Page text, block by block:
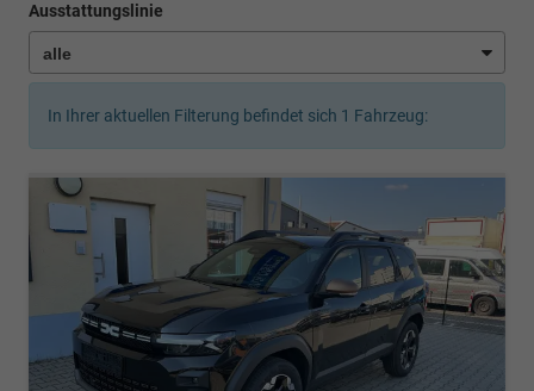
Ausstattungslinie
In Ihrer aktuellen Filterung befindet sich 1 Fahrzeug: